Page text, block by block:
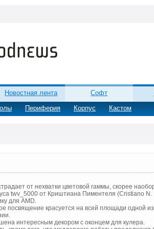
Новостная лента Софт
Периферия Корпус Кастом
от нехватки цветовой гаммы, скорее
twv_5000 от Криштиана Пиментеля (Cristiano
для AMD.
посвящение красуется на всей площади одной
интересным декором с оконцем для кулера.